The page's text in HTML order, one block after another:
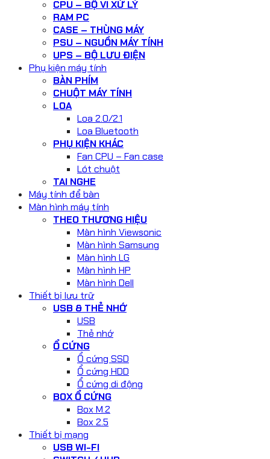
CPU – BỘ VI XỬ LÝ
RAM PC
CASE – THÙNG MÁY
PSU – NGUỒN MÁY TÍNH
UPS – BỘ LƯU ĐIỆN
Phụ kiện máy tính
BÀN PHÍM
CHUỘT MÁY TÍNH
LOA
Loa 2.0/2.1
Loa Bluetooth
PHỤ KIỆN KHÁC
Fan CPU – Fan case
Lót chuột
TAI NGHE
Máy tính để bàn
Màn hình máy tính
THEO THƯƠNG HIỆU
Màn hình Viewsonic
Màn hình Samsung
Màn hình LG
Màn hình HP
Màn hình Dell
Thiết bị lưu trữ
USB & THẺ NHỚ
USB
Thẻ nhớ
Ổ CỨNG
Ổ cứng SSD
Ổ cứng HDD
Ổ cứng di động
BOX Ổ CỨNG
Box M.2
Box 2.5
Thiết bị mạng
USB WI-FI